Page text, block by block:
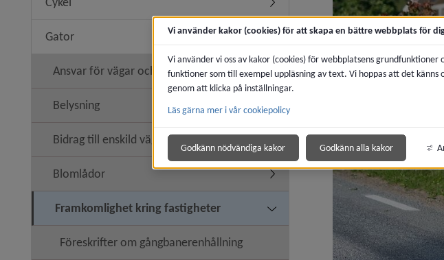
Undermeny för Cykel
Gator
Ansvar för vägar och gator
Belysning
Bidrag till enskild väg Undermeny för Bidrag till enskild väg
Blomlådor Undermeny för Blomlådor
Framkomlighet kring fastigheter Undermeny för Framkomlighet kring
Föreskrifter om gångbanerenhållning
Vi använder kakor (cookies) för att skapa en bättre webbplats för
Vi använder vi oss av kakor (cookies) för webbplatsens
funktioner som till exempel uppläsning av text. Vi hoppas att det
genom att klicka på inställningar.
Läs gärna mer i vår cookiepolicy
Godkänn nödvändiga kakor Godkänn alla kakor